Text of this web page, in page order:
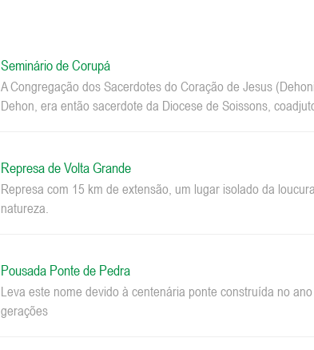
Seminário de Corupá
A Congregação dos Sacerdotes do Coração de Jesus
Dehon, era então sacerdote da Diocese de Soissons,
Represa de Volta Grande
Represa com 15 km de extensão, um lugar isolado da
natureza.
Pousada Ponte de Pedra
Leva este nome devido à centenária ponte construída no
gerações